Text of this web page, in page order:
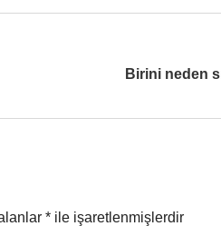
Birini neden
* ile işaretlenmişlerdir